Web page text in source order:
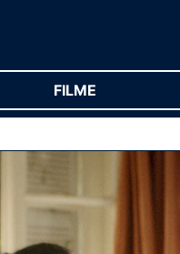
FILME